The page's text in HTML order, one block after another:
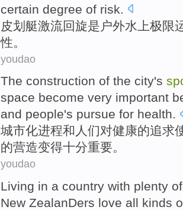
certain degree of risk
皮划艇激流回旋是 户外水上极限
性。
youdao
The construction of the city's
space become very important
and people's pursue for health.
城市化进程和 人们对健康的追求
的营造变得十分重要。
youdao
Living in a country with plenty
New ZealanDers love all kinds